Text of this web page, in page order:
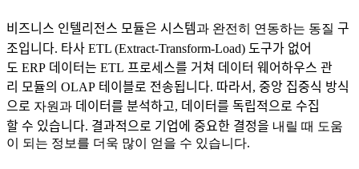
비즈니스 인텔리전스 모듈은 시스템과 완전히 연동하는 동질 구
조입니다. 타사 ETL (Extract-Transform-Load) 도구가 없어
도 ERP 데이터는 ETL 프로세스를 거쳐 데이터 웨어하우스 관
리
모듈의 OLAP 테이블로 전송됩니다. 따라서 , 중앙 집중식 방식
으로 자원과 데이터를 분석하고, 데이터를 독립적으로 수집
할 수 있습니다. 결과적으로 기업에 중요한 결정을 내릴 때 도움
이 되는 정보를 더욱 많이 얻을 수 있습니다.